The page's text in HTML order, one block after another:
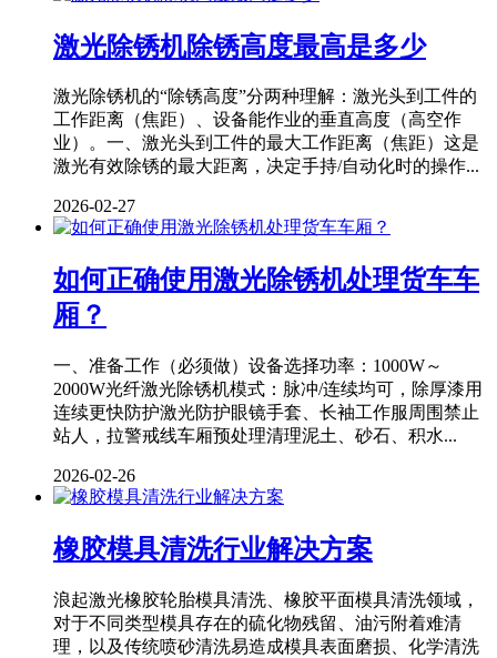
激光除锈机除锈高度最高是多少
激光除锈机的“除锈高度”分两种理解：激光头到工件的
工作距离（焦距）、设备能作业的垂直高度（高空作
业）。一、激光头到工件的最大工作距离（焦距）这是
激光有效除锈的最大距离，决定手持/自动化时的操作...
2026-02-27
如何正确使用激光除锈机处理货车车
厢？
一、准备工作（必须做）设备选择功率：1000W～
2000W光纤激光除锈机模式：脉冲/连续均可，除厚漆用
连续更快防护激光防护眼镜手套、长袖工作服周围禁止
站人，拉警戒线车厢预处理清理泥土、砂石、积水...
2026-02-26
橡胶模具清洗行业解决方案
浪起激光橡胶轮胎模具清洗、橡胶平面模具清洗领域，
对于不同类型模具存在的硫化物残留、油污附着难清
理，以及传统喷砂清洗易造成模具表面磨损、化学清洗